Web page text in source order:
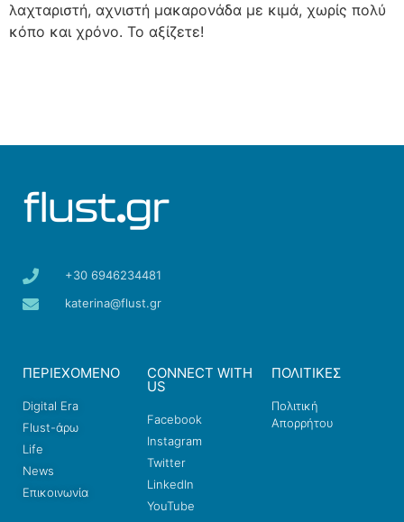
λαχταριστή, αχνιστή μακαρονάδα με κιμά, χωρίς πολύ
κόπο και χρόνο. Το αξίζετε!
+30 6946234481
katerina@flust.gr
ΠΕΡΙΕΧΟΜΕΝΟ
Digital Era
Flust-άρω
Life
News
Επικοινωνία
CONNECT WITH
US
Facebook
Instagram
Twitter
LinkedIn
YouTube
ΠΟΛΙΤΙΚΕΣ
Πολιτική
Απορρήτου